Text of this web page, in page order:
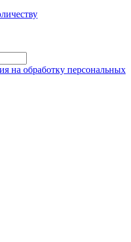
на обработку персональных